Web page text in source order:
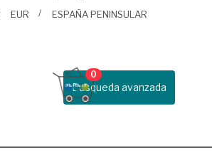
EUR ESPAÑA PENINSULAR
Busqueda avanzada
0